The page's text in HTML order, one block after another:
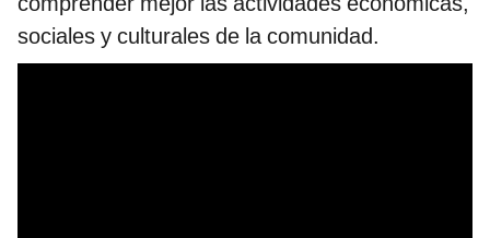
sociales y culturales de la comunidad.